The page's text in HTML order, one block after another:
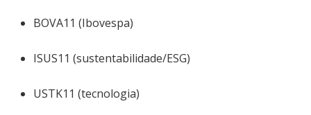
BOVA11 (Ibovespa)
ISUS11 (sustentabilidade/ESG)
USTK11 (tecnologia)